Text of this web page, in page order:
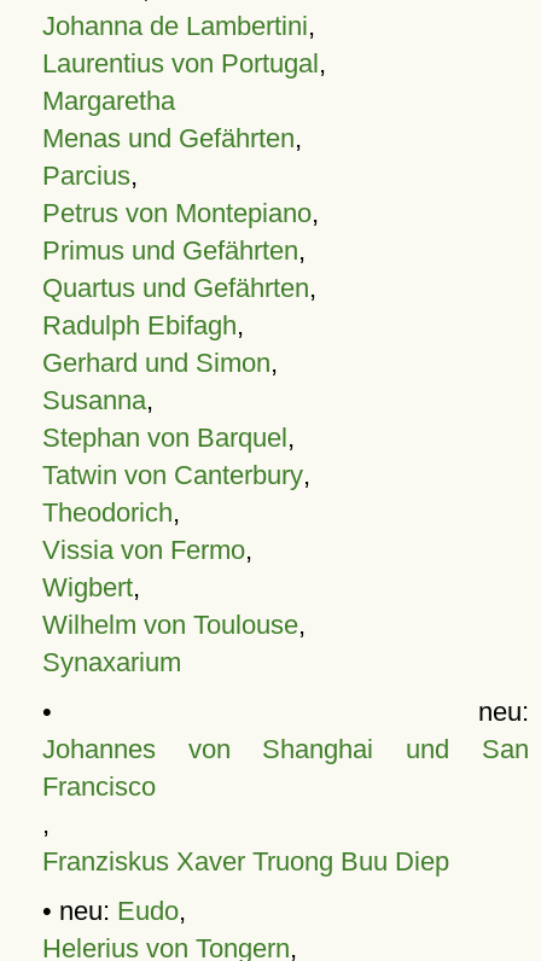
Johanna de Lambertini,
Laurentius von Portugal,
Margaretha
Menas und Gefährten,
Parcius,
Petrus von Montepiano,
Primus und Gefährten,
Quartus und Gefährten,
Radulph Ebifagh,
Gerhard und Simon,
Susanna,
Stephan von Barquel,
Tatwin von Canterbury,
Theodorich,
Vissia von Fermo,
Wigbert,
Wilhelm von Toulouse,
Synaxarium
• neu:
Johannes von Shanghai und San
Francisco
,
Franziskus Xaver Truong Buu Diep
• neu: Eudo,
Helerius von Tongern,